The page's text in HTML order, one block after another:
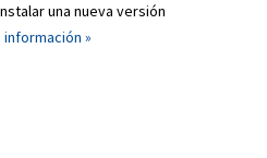
una nueva versión
información »